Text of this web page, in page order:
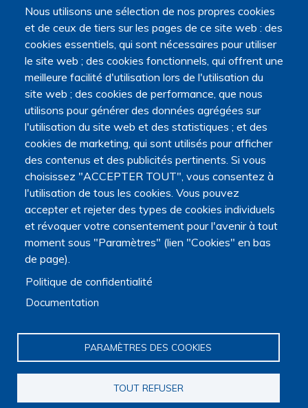
PIED
DE
PAGE
FAQ Mentions légales Contact
Presse
Cookies
Nous utilisons une sélection de nos propres cookies
et de ceux de tiers sur les pages de ce site web : des
cookies essentiels, qui sont nécessaires pour utiliser
le site web ; des cookies fonctionnels, qui offrent une
meilleure facilité d'utilisation lors de l'utilisation du
site web ; des cookies de performance, que nous
utilisons pour générer des données agrégées sur
l'utilisation du site web et des statistiques ; et des
cookies de marketing, qui sont utilisés pour afficher
des contenus et des publicités pertinents. Si vous
choisissez "ACCEPTER TOUT", vous consentez à
l'utilisation de tous les cookies. Vous pouvez
accepter et rejeter des types de cookies individuels
et révoquer votre consentement pour l'avenir à tout
moment sous "Paramètres" (lien "Cookies" en bas
de page).
Politique de confidentialité
Documentation
PARAMÈTRES DES COOKIES
TOUT REFUSER